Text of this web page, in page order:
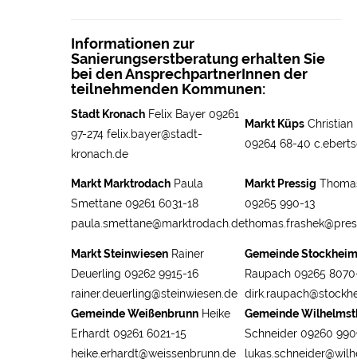
Informationen zur
Sanierungserstberatung erhalten Sie
bei den AnsprechpartnerInnen der
teilnehmenden Kommunen:
Stadt Kronach Felix Bayer 09261
97-274 felix.bayer@stadt-
kronach.de
Markt Küps Christian
09264 68-40
Markt Marktrodach Paula
Smettane 09261 6031-18
paula.smettane@marktrodach.de
Markt Pressig
09265 990-13
Markt Steinwiesen Rainer
Deuerling 09262 9915-16
rainer.deuerling@steinwiesen.de
Gemeinde Stockheim
Raupach 09265
Gemeinde Weißenbrunn Heike
Erhardt 09261 6021-15
heike.erhardt@weissenbrunn.de
Gemeinde
Schneider 09260